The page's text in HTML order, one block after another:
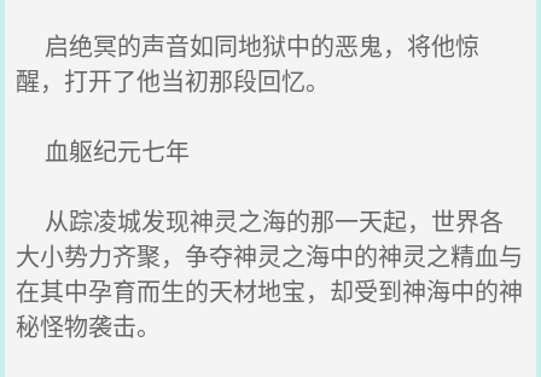
启绝冥的声音如同地狱中的恶鬼，将他惊
醒，打开了他当初那段回忆。
血躯纪元七年
从踪凌城发现神灵之海的那一天起，世界各
大小势力齐聚，争夺神灵之海中的神灵之精血与
在其中孕育而生的天材地宝，却受到神海中的神
秘怪物袭击。